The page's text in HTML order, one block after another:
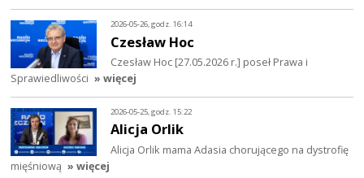
2026-05-26, godz. 16:14
Czesław Hoc
Czesław Hoc [27.05.2026 r.] poseł Prawa i
Sprawiedliwości » więcej
2026-05-25, godz. 15:22
Alicja Orlik
Alicja Orlik mama Adasia chorującego na dystrofię
mięśniową » więcej